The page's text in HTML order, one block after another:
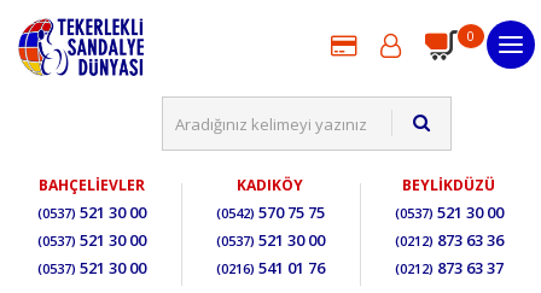
0
BAHÇELİEVLER
(0537) 521 30 00
(0537) 521 30 00
(0537) 521 30 00
KADIKÖY
(0542) 570 75 75
(0537) 521 30 00
(0216) 541 01 76
BEYLİKDÜZÜ
(0537) 521 30 00
(0212) 873 63 36
(0212) 873 63 37